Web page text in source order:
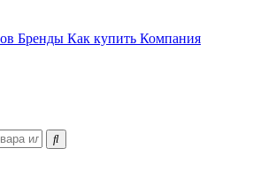
Бренды Как купить Компания